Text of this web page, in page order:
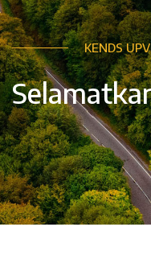
KENDS